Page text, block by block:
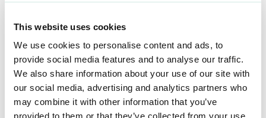
This website uses cookies
We use cookies to personalise content and ads, to
provide social media features and to analyse our traffic.
We also share information about your use of our site with
our social media, advertising and analytics partners who
may combine it with other information that you’ve
provided to them or that they’ve collected from your use
sitt examensarbete och skräddarsydd
beaktats från början, vi har redan fått bra
feedback och vi kommer att fortsätta att
utveckla träningen med hjälp av denna feedback.
Du får allt värdefullt innehåll från våra